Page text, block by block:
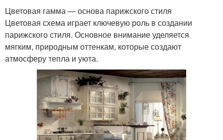
Цветовая гамма — основа парижского стиля
Цветовая схема играет ключевую роль в создании
парижского стиля. Основное внимание уделяется
мягким, природным оттенкам, которые создают
атмосферу тепла и уюта.